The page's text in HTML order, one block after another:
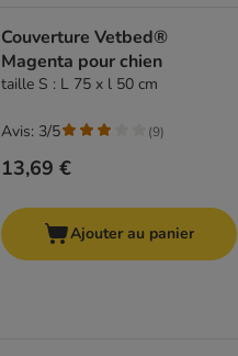
Couverture Vetbed®
Magenta pour chien
taille S : L 75 x l 50 cm
13,69 €
Avis: 3/5 (9)
Ajouter au panier